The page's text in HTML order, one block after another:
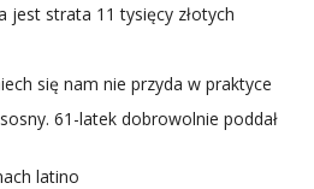
jest strata 11 tysięcy złotych
się nam nie przyda w praktyce
61-latek dobrowolnie poddał
latino